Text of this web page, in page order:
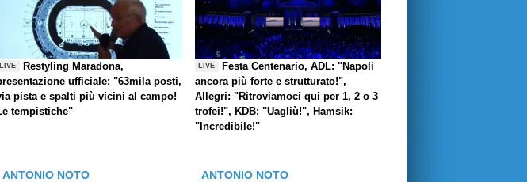
LIVE
Restyling Maradona,
ufficiale: "63mila posti,
pista e spalti più vicini al campo!
tempistiche"
LIVE
Festa Centenario, ADL: "Napoli
ancora più forte e strutturato!",
Allegri: "Ritroviamoci qui per 1, 2 o 3
trofei!", KDB: "Uagliù!", Hamsik:
"Incredibile!"
ANTONIO NOTO ANTONIO NOTO